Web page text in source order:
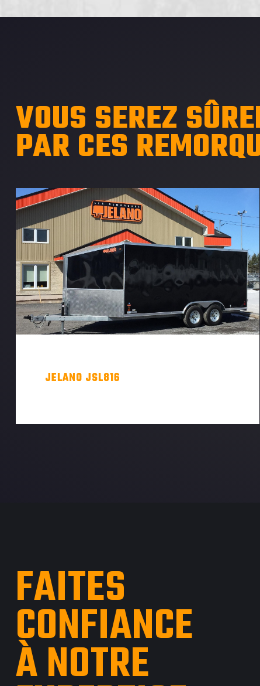
VOUS SEREZ
PAR CES
JELANO JSL816
FAITES
CONFIANCE
À NOTRE